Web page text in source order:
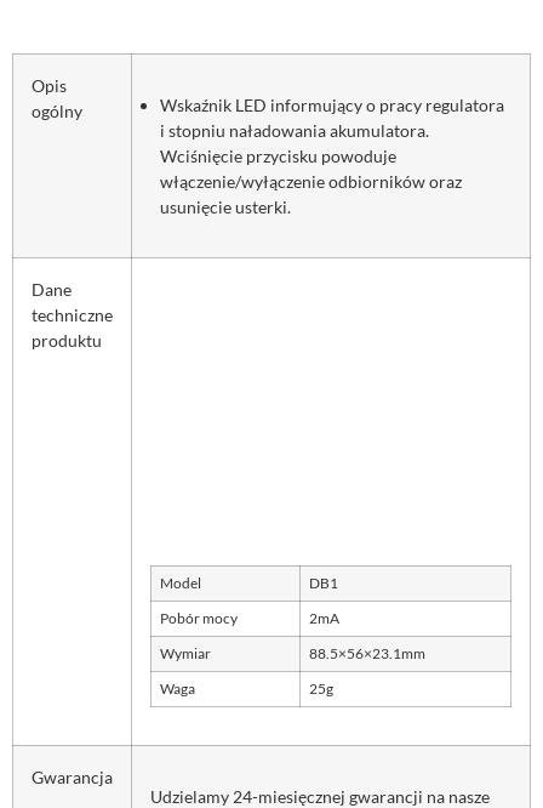
Opis
ogólny
Wskaźnik LED informujący o pracy regulatora
i stopniu naładowania akumulatora.
Wciśnięcie przycisku powoduje
włączenie/wyłączenie odbiorników oraz
usunięcie usterki.
Dane
techniczne
produktu
Model DB1
Pobór mocy 2mA
Wymiar 88.5×56×23.1mm
Waga 25g
Gwarancja
Udzielamy 24-miesięcznej gwarancji na nasze